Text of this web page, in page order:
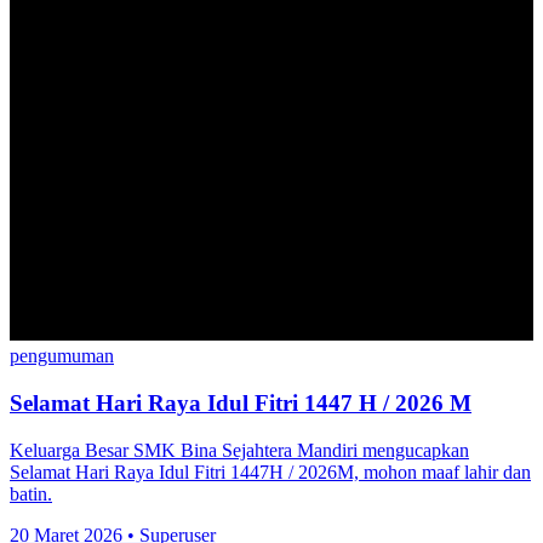
pengumuman
Selamat Hari Raya Idul Fitri 1447 H / 2026 M
Keluarga Besar SMK Bina Sejahtera Mandiri mengucapkan
Selamat Hari Raya Idul Fitri 1447H / 2026M, mohon maaf lahir dan
batin.
20 Maret 2026 • Superuser